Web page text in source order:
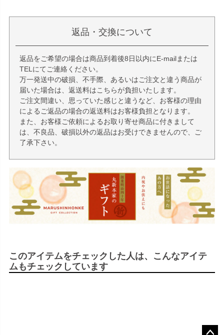
返品・交換について
返品をご希望の場合は商品到着後8日以内にE-mailまたは
TELにてご連絡ください。
万一発送中の破損、不手際、あるいはご注文と違う商品が
届いた場合は、返送料はこちらが負担いたします。
ご注文間違い、思っていた感じと違うなど、お客様の理由
によるご返品の場合の返送料はお客様負担となります。
また、お客様ご依頼によるお取り寄せ商品に付きまして
は、不良品、破損以外の返品はお受けできませんので、ご
了承下さい。
このアイテムをチェックした人は、こんなアイテ
ムもチェックしています